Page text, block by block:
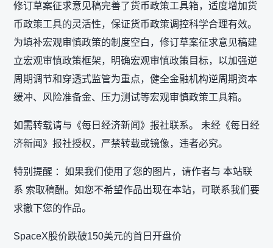
修订草案征求意见稿完善了货币政策工具箱，适度增加货
币政策工具的灵活性，保证货币政策调控科学合理有效。
为填补宏观审慎政策的制度空白，修订草案征求意见稿建
立宏观审慎政策框架，明确宏观审慎政策目标，以加强逆
周期调节和穿透式监管为重点，健全金融机构逆周期资本
缓冲、风险准备金、压力测试等宏观审慎政策工具箱。
如需转载请与《每日经济新闻》报社联系。 未经《每日经
济新闻》报社授权，严禁转载或镜像，违者必究。
特别提醒 ：如果我们使用了您的图片，请作者与 本站联
系 索取稿酬。如您不希望作品出现在本站，可联系我们要
求撤下您的作品。
SpaceX股价跌破150美元的首日开盘价